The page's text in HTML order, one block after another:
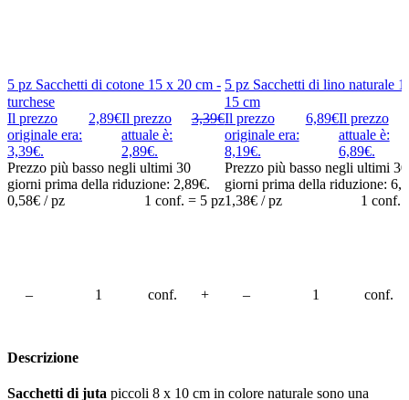
5 pz Sacchetti di cotone 15 x 20 cm -
turchese
3,39€
Il prezzo
originale era:
3,39€.
2,89€Il prezzo
attuale è:
2,89€.
Prezzo più basso negli ultimi 30
giorni prima della riduzione: 2,89€.
0,58€ / pz 1 conf. = 5 pz
– conf. +
5 pz Sacchetti di lino naturale
15 cm
Il prezzo
originale era:
8,19€.
6,89€Il prezzo
attuale è:
6,89€.
Prezzo più basso negli ultimi 30
giorni prima della riduzione:
1,38€ / pz 1 conf.
– conf.
Aggiungi al carrello
Descrizione
Sacchetti di juta piccoli 8 x 10 cm in colore naturale sono una